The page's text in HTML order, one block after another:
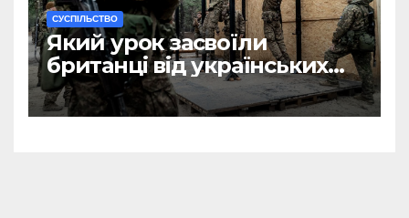
CУСПІЛЬСТВО
Який урок засвоїли
британці від українських
військових?